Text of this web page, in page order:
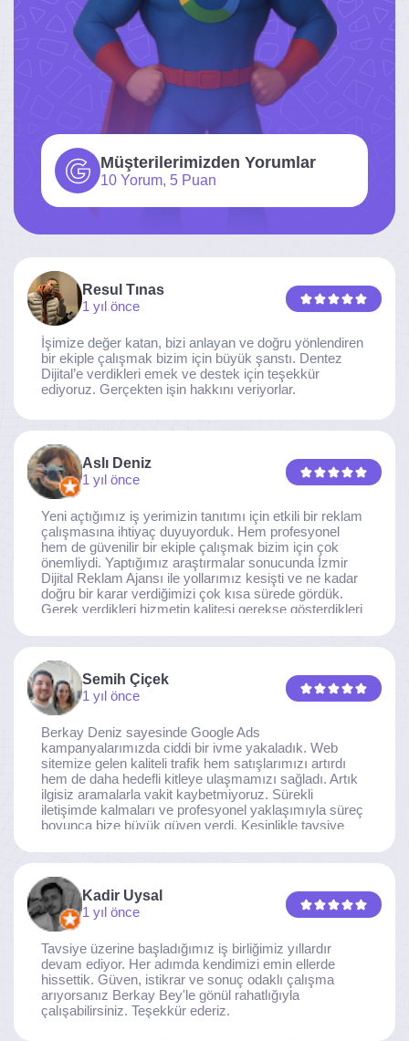
Müşterilerimizden Yorumlar
10 Yorum, 5 Puan
Resul Tınas
1 yıl önce
İşimize değer katan, bizi anlayan ve doğru yönlendiren
bir ekiple çalışmak bizim için büyük şanstı. Dentez
Dijital’e verdikleri emek ve destek için teşekkür
ediyoruz. Gerçekten işin hakkını veriyorlar.
Aslı Deniz
1 yıl önce
Yeni açtığımız iş yerimizin tanıtımı için etkili bir reklam
çalışmasına ihtiyaç duyuyorduk. Hem profesyonel
hem de güvenilir bir ekiple çalışmak bizim için çok
önemliydi. Yaptığımız araştırmalar sonucunda İzmir
Dijital Reklam Ajansı ile yollarımız kesişti ve ne kadar
doğru bir karar verdiğimizi çok kısa sürede gördük.
Gerek verdikleri hizmetin kalitesi gerekse gösterdikleri
noktaya ulaştı. Kaliteden asla taviz vermeyen, her
ekibine gönülden teşekkür ederiz.
Semih Çiçek
1 yıl önce
Berkay Deniz sayesinde Google Ads
kampanyalarımızda ciddi bir ivme yakaladık. Web
sitemize gelen kaliteli trafik hem satışlarımızı artırdı
hem de daha hedefli kitleye ulaşmamızı sağladı. Artık
ilgisiz aramalarla vakit kaybetmiyoruz. Sürekli
iletişimde kalmaları ve profesyonel yaklaşımıyla süreç
boyunca bize büyük güven verdi. Kesinlikle tavsiye
Kadir Uysal
1 yıl önce
Tavsiye üzerine başladığımız iş birliğimiz yıllardır
devam ediyor. Her adımda kendimizi emin ellerde
hissettik. Güven, istikrar ve sonuç odaklı çalışma
arıyorsanız Berkay Bey'le gönül rahatlığıyla
çalışabilirsiniz. Teşekkür ederiz.